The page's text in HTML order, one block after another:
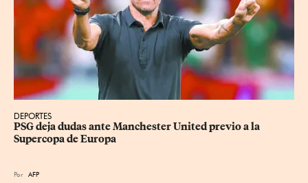
DEPORTES
PSG deja dudas ante Manchester United previo a la
Supercopa de Europa
Por AFP